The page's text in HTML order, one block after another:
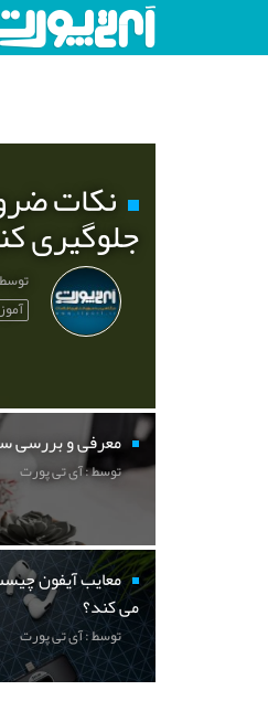
نکات
جلوگیری
معرفی و بررسی
توسط : آی تی پورت
معایب آیفون
می کند؟
توسط : آی تی پورت